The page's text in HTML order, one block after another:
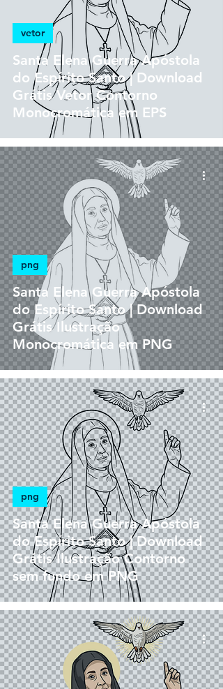
Santa Elena Guerra Apóstola
do Espírito Santo | Download
Grátis Vetor Contorno
Monocromática em EPS
vetor
Santa Elena Guerra Apóstola
do Espírito Santo | Download
Grátis Ilustração
Monocromática em PNG
png
Santa Elena Guerra Apóstola
do Espírito Santo | Download
Grátis Ilustração Contorno
sem fundo em PNG
png